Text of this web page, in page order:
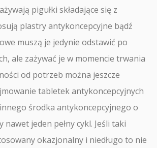
pigułki składające się z
plastry antykoncepcyjne bądź
muszą je jedynie odstawić po
ale zażywać je w momencie trwania
od potrzeb można jeszcze
tabletek antykoncepcyjnych
środka antykoncepcyjnego o
nawet jeden pełny cykl. Jeśli taki
okazjonalny i niedługo to nie